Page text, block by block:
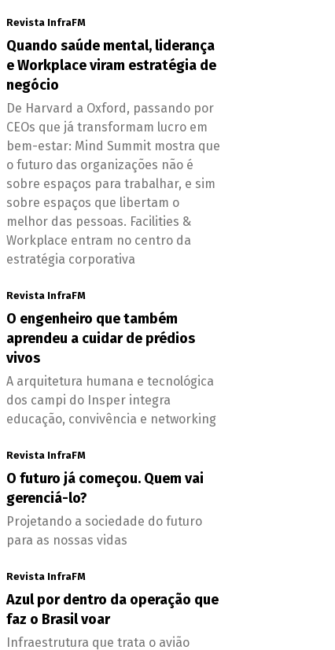
Revista InfraFM
Quando saúde mental, liderança
e Workplace viram estratégia de
negócio
De Harvard a Oxford, passando por
CEOs que já transformam lucro em
bem-estar: Mind Summit mostra que
o futuro das organizações não é
sobre espaços para trabalhar, e sim
sobre espaços que libertam o
melhor das pessoas. Facilities &
Workplace entram no centro da
estratégia corporativa
Revista InfraFM
O engenheiro que também
aprendeu a cuidar de prédios
vivos
A arquitetura humana e tecnológica
dos campi do Insper integra
educação, convivência e networking
Revista InfraFM
O futuro já começou. Quem vai
gerenciá-lo?
Projetando a sociedade do futuro
para as nossas vidas
Revista InfraFM
Azul por dentro da operação que
faz o Brasil voar
Infraestrutura que trata o avião